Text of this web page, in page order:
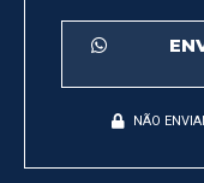
NÃO